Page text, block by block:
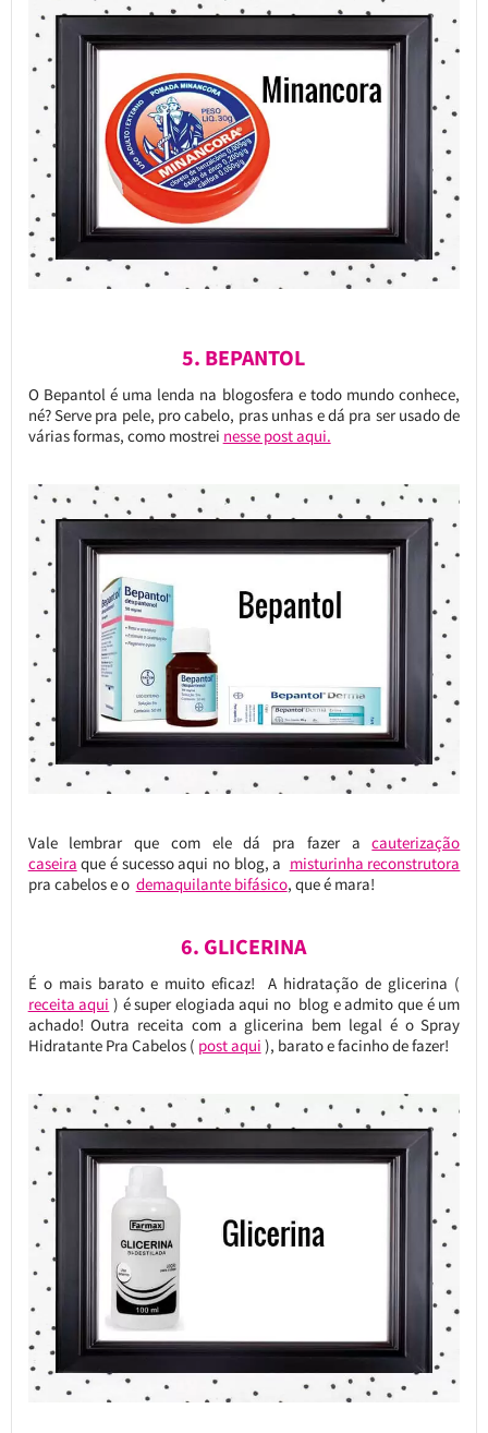
5. BEPANTOL
O Bepantol é uma lenda na blogosfera e todo mundo conhece,
né? Serve pra pele, pro cabelo, pras unhas e dá pra ser usado de
várias formas, como mostrei nesse post aqui.
Vale lembrar que com ele dá pra fazer acauterização
caseira que é sucesso aqui no blog, a misturinha reconstrutora
pra cabelos e o demaquilante bifásico, que é mara!
6. GLICERINA
É o mais barato e muito eficaz! A hidratação de glicerina (
receita aqui ) é super elogiada aqui no blog e admito que é um
achado! Outra receita com a glicerina bem legal é o Spray
Hidratante Pra Cabelos ( post aqui ), barato e facinho de fazer!